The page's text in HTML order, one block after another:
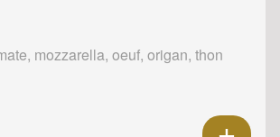
mozzarella, oeuf, origan, thon